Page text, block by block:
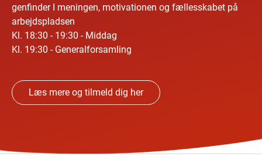
genfinder I meningen, motivationen og fællesskabet på
arbejdspladsen
Kl. 18:30 - 19:30 - Middag
Kl. 19:30 - Generalforsamling
Læs mere og tilmeld dig her